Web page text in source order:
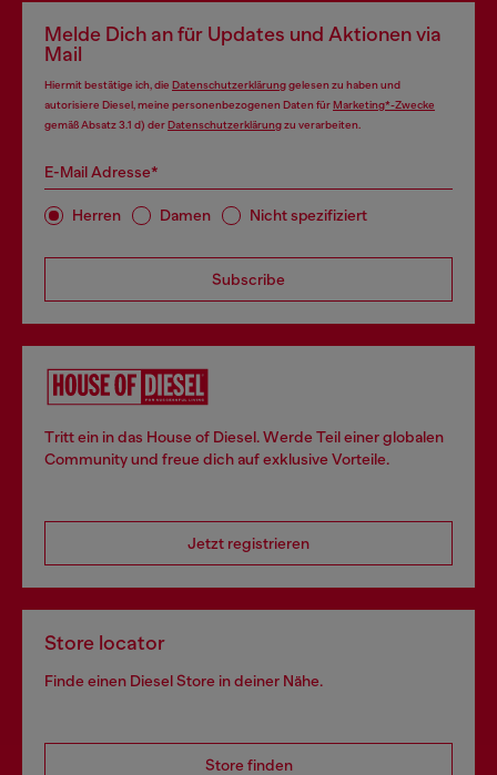
Melde Dich an für Updates und Aktionen via
Mail
Hiermit bestätige ich, die Datenschutzerklärunggelesen zu haben und
autorisiere Diesel, meine personenbezogenen Daten fürMarketing*-Zwecke
gemäß Absatz 3.1 d) derDatenschutzerklärungzu verarbeiten.
E-Mail Adresse*
Herren Damen Nicht spezifiziert
Subscribe
Tritt ein in das House of Diesel. Werde Teil einer globalen
Community und freue dich auf exklusive Vorteile.
Jetzt registrieren
Store locator
Finde einen Diesel Store in deiner Nähe.
Store finden